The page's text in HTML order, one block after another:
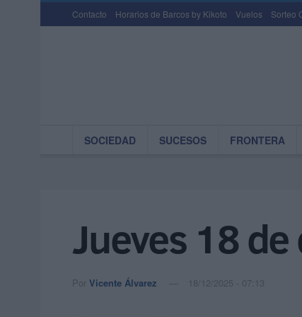
Contacto Horarios de Barcos by Kikoto Vuelos Sorteo
SOCIEDAD SUCESOS FRONTERA
Jueves 18
Por Vicente Álvarez 18/12/2025 - 07:13